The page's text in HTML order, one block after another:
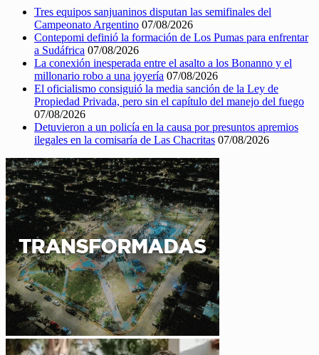
Tres equipos sanjuaninos disputan las semifinales del
Campeonato Argentino 07/08/2026
Contepomi definió la formación de Los Pumas para enfrentar
a Sudáfrica 07/08/2026
La conexión inesperada entre el asalto a los Bonanno y el
millonario robo a una joyería 07/08/2026
El oficialismo consiguió la media sanción de la Ley de
Propiedad Privada, pero sin el capítulo del manejo del fuego
07/08/2026
Detuvieron a un policía en la causa por presuntos apremios
ilegales en la comisaría de Las Chacritas 07/08/2026